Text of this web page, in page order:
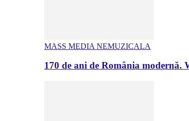
MASS MEDIA NEMUZICALA
170 de ani de România modernă.